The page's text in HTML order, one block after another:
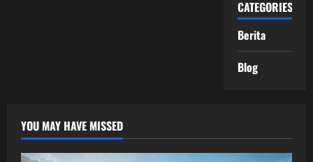
CATEGORIES
Berita
Blog
YOU MAY HAVE MISSED